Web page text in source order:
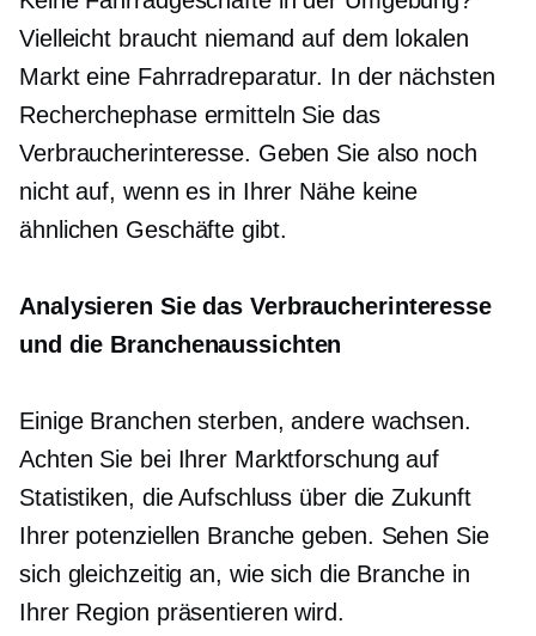
Vielleicht braucht niemand auf dem lokalen
Markt eine Fahrradreparatur. In der nächsten
Recherchephase ermitteln Sie das
Verbraucherinteresse. Geben Sie also noch
nicht auf, wenn es in Ihrer Nähe keine
ähnlichen Geschäfte gibt.
Analysieren Sie das Verbraucherinteresse
und die Branchenaussichten
Einige Branchen sterben, andere wachsen.
Achten Sie bei Ihrer Marktforschung auf
Statistiken, die Aufschluss über die Zukunft
Ihrer potenziellen Branche geben. Sehen Sie
sich gleichzeitig an, wie sich die Branche in
Ihrer Region präsentieren wird.